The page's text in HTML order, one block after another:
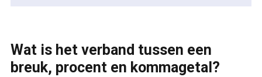
Wat is het verband tussen een
breuk, procent en kommagetal?